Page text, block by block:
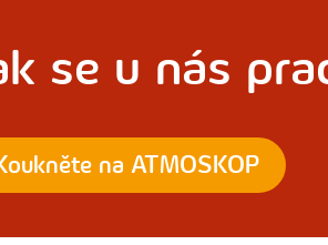
se u nás
na ATMOSKOP